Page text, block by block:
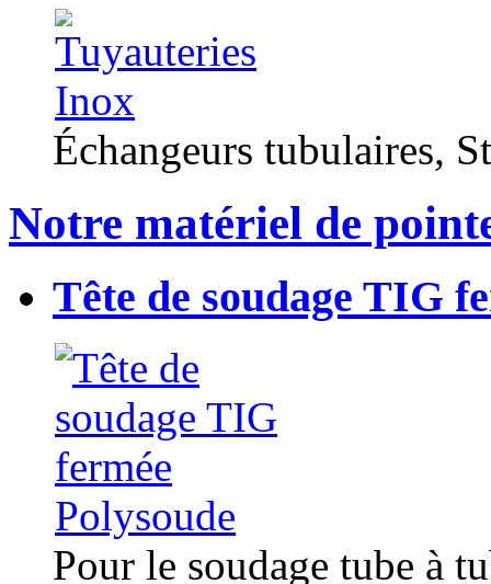
Échangeurs tubulaires,
Notre matériel de
Tête de soudage TIG
Pour le soudage tube à